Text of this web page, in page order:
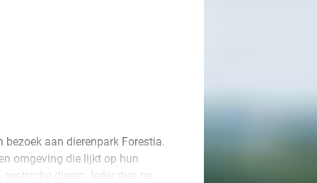
bezoek aan dierenpark Forestia.
omgeving die lijkt op hun
dieren. Ieder dier, ter